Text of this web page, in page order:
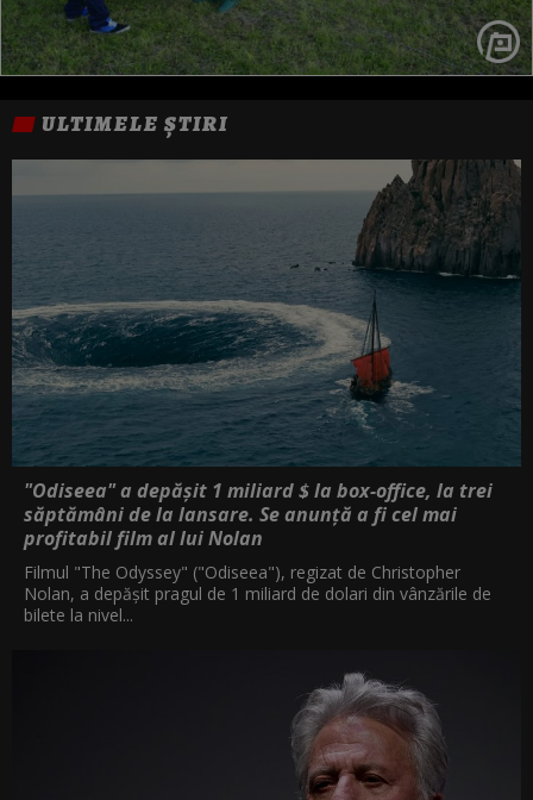
ULTIMELE ȘTIRI
"Odiseea" a depășit 1 miliard $ la box-office, la trei
săptămâni de la lansare. Se anunță a fi cel mai
profitabil film al lui Nolan
Filmul "The Odyssey" ("Odiseea"), regizat de Christopher
Nolan, a depăşit pragul de 1 miliard de dolari din vânzările de
bilete la nivel...